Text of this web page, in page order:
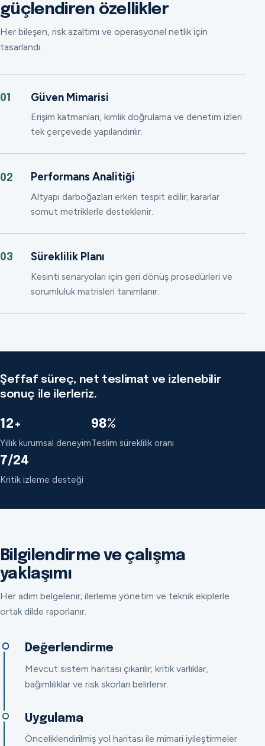
güçlendiren özellikler
Her bileşen, risk azaltımı ve operasyonel netlik için
tasarlandı.
01 Güven Mimarisi
Erişim katmanları, kimlik doğrulama ve denetim izleri
tek çerçevede yapılandırılır.
02 Performans Analitiği
Altyapı darboğazları erken tespit edilir; kararlar
somut metriklerle desteklenir.
03 Süreklilik Planı
Kesinti senaryoları için geri dönüş prosedürleri ve
sorumluluk matrisleri tanımlanır.
Şeffaf süreç, net teslimat ve izlenebilir
sonuç ile ilerleriz.
12+
Yıllık kurumsal deneyim
98%
Teslim süreklilik oranı
7/24
Kritik izleme desteği
Bilgilendirme ve çalışma
yaklaşımı
Her adım belgelenir; ilerleme yönetim ve teknik ekiplerle
ortak dilde raporlanır.
Değerlendirme
Mevcut sistem haritası çıkarılır; kritik varlıklar,
bağımlılıklar ve risk skorları belirlenir.
Uygulama
Önceliklendirilmiş yol haritası ile mimari iyileştirmeler